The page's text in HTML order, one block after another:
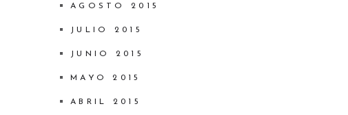
AGOSTO 2015
JULIO 2015
JUNIO 2015
MAYO 2015
ABRIL 2015